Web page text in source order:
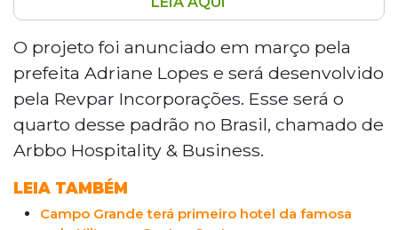
Campo Grande receberá até 2030 o
primeiro hotel da rede Hilton no Centro-
Oeste, no Bairro Santa Fé. O
empreendimento terá 19 andares, 128
unidades hoteleiras, centro de
convenções e área empresarial com 60
salas. O investimento é de R$ 90 milhões.
dia 16 de junho na sede da Planurb para
debater o projeto com moradores e
O projeto foi anunciado em março pela
prefeita Adriane Lopes e será desenvolvido
pela Revpar Incorporações. Esse será o
quarto desse padrão no Brasil, chamado de
Arbbo Hospitality & Business.
LEIA TAMBÉM
Campo Grande terá primeiro hotel da famosa